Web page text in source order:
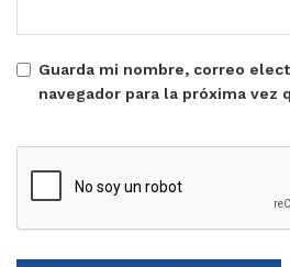
Guarda mi nombre, correo
navegador para la próxima vez